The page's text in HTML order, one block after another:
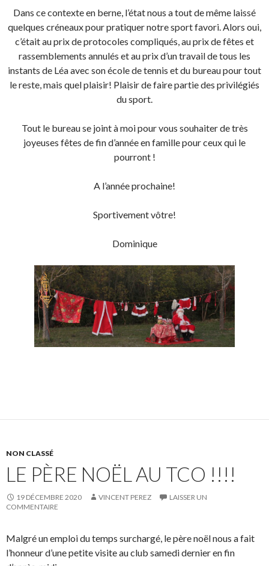
Dans ce contexte en berne, l’état nous a tout de même laissé
quelques créneaux pour pratiquer notre sport favori. Alors oui,
c’était au prix de protocoles compliqués, au prix de fêtes et
rassemblements annulés et au prix d’un travail de tous les
instants de Léa avec son école de tennis et du bureau pour tout
le reste, mais quel plaisir! Plaisir de faire partie des privilégiés
du sport.
Tout le bureau se joint à moi pour vous souhaiter de très
joyeuses fêtes de fin d’année en famille pour ceux qui le
pourront !
A l’année prochaine!
Sportivement vôtre!
Dominique
NON CLASSÉ
LE PÈRE NOËL AU TCO !!!!
19 DÉCEMBRE 2020 VINCENT PEREZ
LAISSER UN
COMMENTAIRE
Malgré un emploi du temps surchargé, le père noël nous a fait
l’honneur d’une petite visite au club samedi dernier en fin